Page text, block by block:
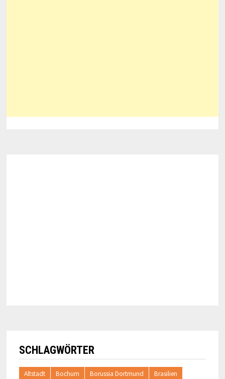
SCHLAGWÖRTER
Altstadt Bochum Borussia Dortmund
Brasilien